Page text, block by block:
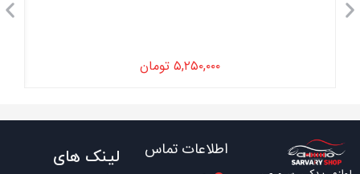
۵,۲۵۰,۰۰۰ تومان
اطلاعات تماس
لینک های